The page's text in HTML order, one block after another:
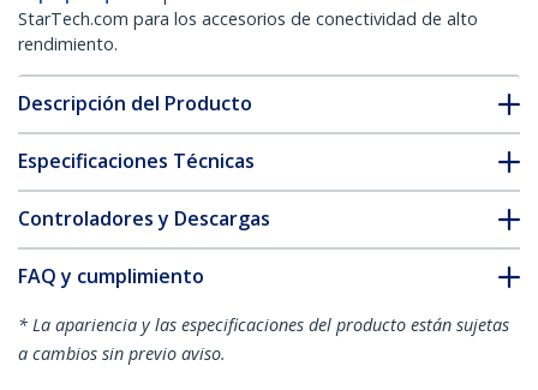
StarTech.com para los accesorios de conectividad de alto
rendimiento.
Descripción del Producto
Especificaciones Técnicas
Controladores y Descargas
FAQ y cumplimiento
* La apariencia y las especificaciones del producto están sujetas
a cambios sin previo aviso.